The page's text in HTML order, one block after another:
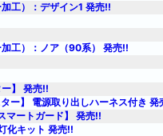
工）：デザイン1 発売!!
工）：ノア（90系） 発売!!
】 発売!!
ー】 電源取り出しハーネス付き 発
マートガード】 発売!!
化キット 発売!!